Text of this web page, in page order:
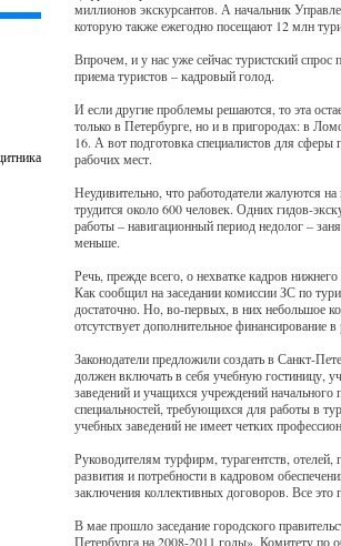
миллионов экскурсантов. А начальник
которую также ежегодно посещают 12 млн
Впрочем, и у нас уже сейчас туристский
приема туристов – кадровый голод.
И если другие проблемы решаются, то эта
только в Петербурге, но и в пригородах: в
16. А вот подготовка специалистов для сферы
рабочих мест.
Неудивительно, что работодатели жалуются
трудится около 600 человек. Одних гидов-
работы – навигационный период недолог –
меньше.
Речь, прежде всего, о нехватке кадров
Как сообщил на заседании комиссии ЗС по
достаточно. Но, во-первых, в них небольшое
отсутствует дополнительное финансирование
Законодатели предложили создать в Санкт-
должен включать в себя учебную гостиницу,
заведений и учащихся учреждений начального
специальностей, требующихся для работы в
учебных заведений не имеет четких
Руководителям турфирм, турагентств, отелей,
развития и потребности в кадровом
заключения коллективных договоров. Все это
В мае прошло заседание городского
Петербурга на 2008-2011 годы». Комитету по